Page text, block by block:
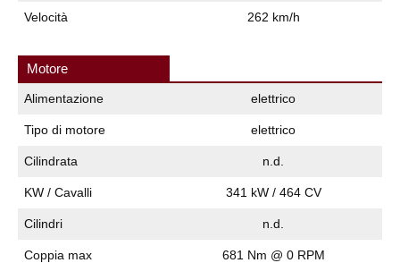
Velocità 262 km/h
Motore
Alimentazione elettrico
Tipo di motore elettrico
Cilindrata n.d.
KW / Cavalli 341 kW / 464 CV
Cilindri n.d.
Coppia max 681 Nm @ 0 RPM